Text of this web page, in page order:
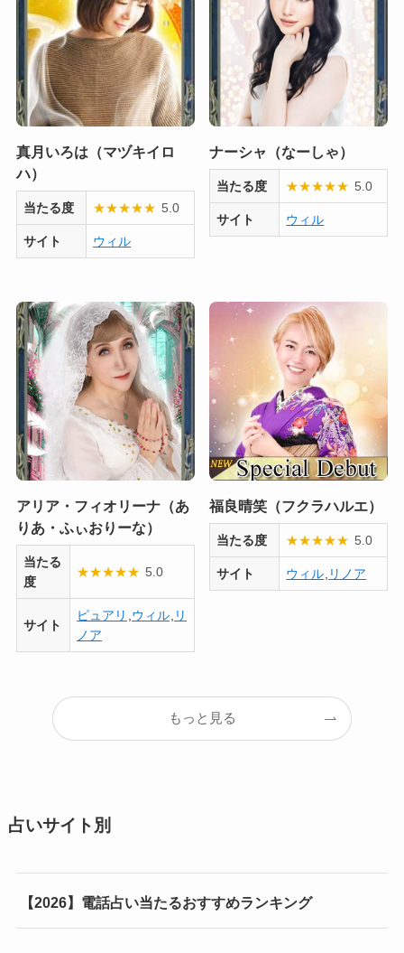
真月いろは（マヅキイロ
ハ）
当たる度 ★★★★★ 5.0
サイト ウィル
ナーシャ（なーしゃ）
当たる度 ★★★★★ 5.0
サイト ウィル
アリア・フィオリーナ（あ
りあ・ふぃおりーな）
当たる
度
★★★★★ 5.0
サイト
ピュアリ ,ウィル, リ
ノア
福良晴笑（フクラハルエ）
当たる度 ★★★★★ 5.0
サイト ウィル, リノア
もっと見る
占いサイト別
【2026】電話占い当たるおすすめランキング